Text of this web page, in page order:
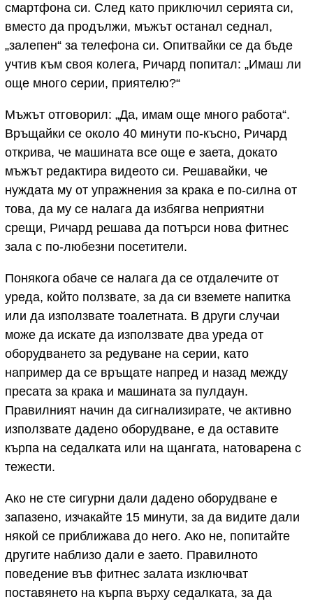
смартфона си. След като приключил серията си,
вместо да продължи, мъжът останал седнал,
„залепен“ за телефона си. Опитвайки се да бъде
учтив към своя колега, Ричард попитал: „Имаш ли
още много серии, приятелю?“
Мъжът отговорил: „Да, имам още много работа“.
Връщайки се около 40 минути по-късно, Ричард
открива, че машината все още е заета, докато
мъжът редактира видеото си. Решавайки, че
нуждата му от упражнения за крака е по-силна от
това, да му се налага да избягва неприятни
срещи, Ричард решава да потърси нова фитнес
зала с по-любезни посетители.
Понякога обаче се налага да се отдалечите от
уреда, който ползвате, за да си вземете напитка
или да използвате тоалетната. В други случаи
може да искате да използвате два уреда от
оборудването за редуване на серии, като
например да се връщате напред и назад между
пресата за крака и машината за пулдаун.
Правилният начин да сигнализирате, че активно
използвате дадено оборудване, е да оставите
кърпа на седалката или на щангата, натоварена с
тежести.
Ако не сте сигурни дали дадено оборудване е
запазено, изчакайте 15 минути, за да видите дали
някой се приближава до него. Ако не, попитайте
другите наблизо дали е заето. Правилното
поведение във фитнес залата изключват
поставянето на кърпа върху седалката, за да